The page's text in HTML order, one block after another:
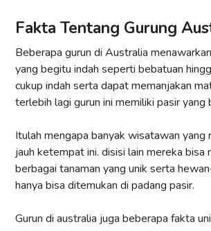
Fakta Tentang Gurung
Beberapa gurun di Australia
yang begitu indah seperti bebatuan
cukup indah serta dapat memanjakan
terlebih lagi gurun ini memiliki pasir yang
Itulah mengapa banyak wisatawan yang
jauh ketempat ini. disisi lain mereka bisa
berbagai tanaman yang unik serta
hanya bisa ditemukan di padang pasir.
Gurun di australia juga beberapa fakta